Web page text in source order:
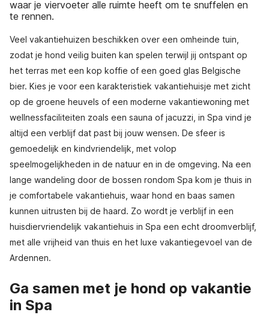
waar je viervoeter alle ruimte heeft om te snuffelen en
te rennen.
Veel vakantiehuizen beschikken over een omheinde tuin,
zodat je hond veilig buiten kan spelen terwijl jij ontspant op
het terras met een kop koffie of een goed glas Belgische
bier. Kies je voor een karakteristiek vakantiehuisje met zicht
op de groene heuvels of een moderne vakantiewoning met
wellnessfaciliteiten zoals een sauna of jacuzzi, in Spa vind je
altijd een verblijf dat past bij jouw wensen. De sfeer is
gemoedelijk en kindvriendelijk, met volop
speelmogelijkheden in de natuur en in de omgeving. Na een
lange wandeling door de bossen rondom Spa kom je thuis in
je comfortabele vakantiehuis, waar hond en baas samen
kunnen uitrusten bij de haard. Zo wordt je verblijf in een
huisdiervriendelijk vakantiehuis in Spa een echt droomverblijf,
met alle vrijheid van thuis en het luxe vakantiegevoel van de
Ardennen.
Ga samen met je hond op vakantie
in Spa